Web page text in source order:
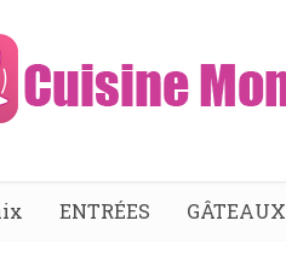
ENTRÉES GÂTEAUX